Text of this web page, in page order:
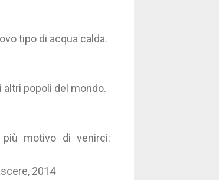
tipo di acqua calda.
popoli del mondo.
più motivo di venirci:
2014